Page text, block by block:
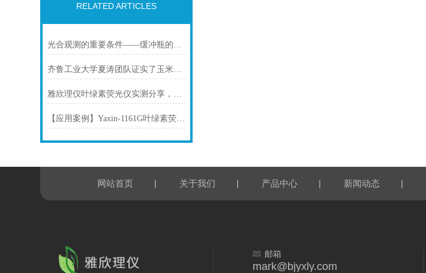
RELATED ARTICLES
光合观测的重要条件——缓冲瓶的制作与使用
齐鲁工业大学夏涛团队证实了玉米抗旱性的研究在《BMC Plant Biology》发表
雅欣理仪叶绿素荧光仪实测分享，口碑品牌助力科研提质
【应用案例】Yaxin-1161G叶绿素荧光仪助力转录组解析耐盐碱植物的光合奥秘
网站首页 | 关于我们 | 产品中心 | 新闻动态 |
邮箱
mark@bjyxly.com